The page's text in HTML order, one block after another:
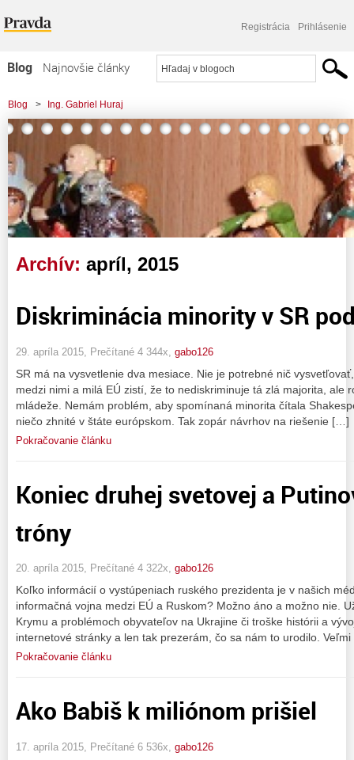
Registrácia Prihlásenie
Blog
Najnovšie články
Najčítanejšie články
Najkomentovanejšie články
Zoznam blogov
Komerčné blogy
Blog > Ing. Gabriel Huraj
Archív: apríl, 2015
Diskriminácia minority v SR
29. apríla 2015, Prečítané 4 344x, gabo126
SR má na vysvetlenie dva mesiace. Nie je potrebné nič
medzi nimi a milá EÚ zistí, že to nediskriminuje tá zlá majorita, ale
mládeže. Nemám problém, aby spomínaná minorita čítala
niečo zhnité v štáte európskom. Tak zopár návrhov na riešenie […]
Pokračovanie článku
Koniec druhej svetovej a
tróny
20. apríla 2015, Prečítané 4 322x, gabo126
Koľko informácií o vystúpeniach ruského prezidenta je v našich
informačná vojna medzi EÚ a Ruskom? Možno áno a možno nie.
Krymu a problémoch obyvateľov na Ukrajine či troške histórii a
internetové stránky a len tak prezerám, čo sa nám to urodilo.
Pokračovanie článku
Ako Babiš k miliónom prišiel
17. apríla 2015, Prečítané 6 536x, gabo126